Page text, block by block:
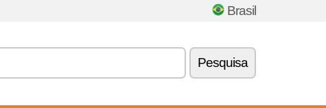
Brasil
Pesquisa